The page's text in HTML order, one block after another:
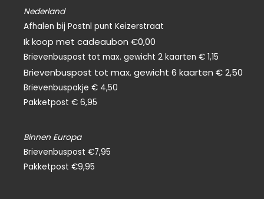
Nederland
Afhalen bij Postnl punt Keizerstraat
Ik koop met cadeaubon €0,00
Brievenbuspost tot max. gewicht 2 kaarten € 1,15
Brievenbuspost tot max. gewicht 6 kaarten € 2,50
Brievenbuspakje € 4,50
Pakketpost € 6,95
Binnen Europa
Brievenbuspost €7,95
Pakketpost €9,95